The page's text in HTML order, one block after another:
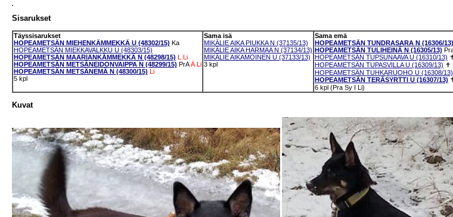
Sisarukset
Täyssisarukset
HOPEAMETSÄN MIEHENKÄMMEKKÄ U (48302/15) Ka
HOPEAMETSÄN MIEKKAVALKKU U (48303/15)
HOPEAMETSÄN MAARIANKÄMMEKKÄ N (48298/15) L Li
HOPEAMETSÄN METSÄNEIDONVAIPPA N (48299/15) PrA Ä Li
HOPEAMETSÄN METSÄNEMÄ N (48300/15) Li
5 kpl
Sama isä
MIKÄLIE AIKA PIUKKA N (37135/13)
MIKÄLIE AIKA HARMAA N (37134/13)
MIKÄLIE AIKAMOINEN U (37133/13)
3 kpl
Sama emä
HOPEAMETSÄN TUNDRASARA N (16306/13)
HOPEAMETSÄN TULIHEINÄ N (16305/13)
HOPEAMETSÄN TUPSUNAAVA U (16310/13)
HOPEAMETSÄN TUPASVILLA U (16309/13) ✝
HOPEAMETSÄN TUHKARUOHO U (16308/13)
HOPEAMETSÄN TERÄSYRTTI U (16307/13)
6 kpl (Pra Sy I Li)
Kuvat